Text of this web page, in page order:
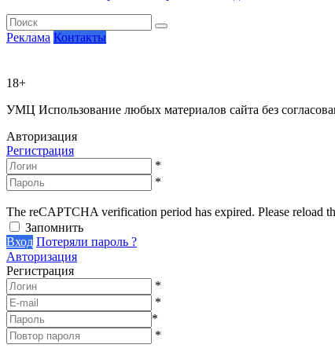
Реклама Контакты
18+
УМЦ Использование любых материалов сайта без
Авторизация
Регистрация
*
*
The reCAPTCHA verification period has expired. Please reload
Запомнить
Вход Потеряли пароль ?
Авторизация
Регистрация
*
*
*
*